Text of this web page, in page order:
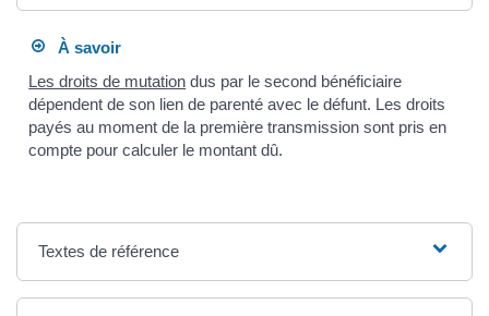
À savoir
Les droits de mutation dus par le second bénéficiaire
dépendent de son lien de parenté avec le défunt. Les droits
payés au moment de la première transmission sont pris en
compte pour calculer le montant dû.
Textes de référence